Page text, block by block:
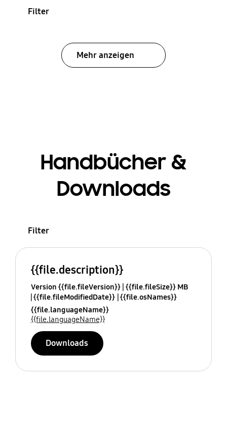
Filter
Mehr anzeigen
Handbücher &
Downloads
Filter
{{file.description}}
Version {{file.fileVersion}} {{file.fileSize}} MB
{{file.fileModifiedDate}} {{file.osNames}}
{{file.languageName}}
{{file.languageName}}
Downloads